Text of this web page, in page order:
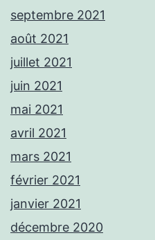
septembre 2021
août 2021
juillet 2021
juin 2021
mai 2021
avril 2021
mars 2021
février 2021
janvier 2021
décembre 2020